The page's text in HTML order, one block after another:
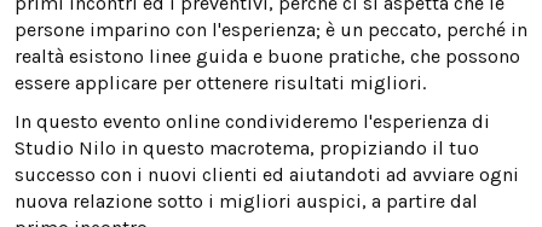
persone imparino con l'esperienza; è un peccato, perché in
realtà esistono linee guida e buone pratiche, che possono
essere applicare per ottenere risultati migliori.
In questo evento online condivideremo l'esperienza di
Studio Nilo in questo macrotema, propiziando il tuo
successo con i nuovi clienti ed aiutandoti ad avviare ogni
nuova relazione sotto i migliori auspici, a partire dal